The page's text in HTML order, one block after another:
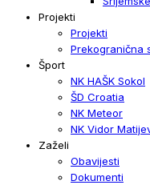
Projekti
Projekti
Prekogranična
Šport
NK HAŠK Sokol
ŠD Croatia
NK Meteor
NK Vidor
Zaželi
Obavijesti
Dokumenti